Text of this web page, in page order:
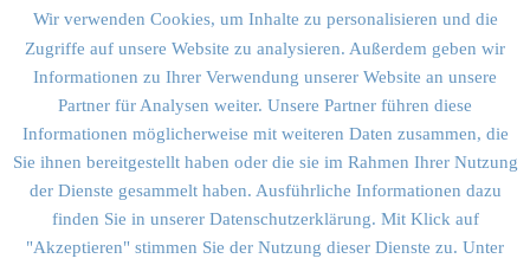
KONTAKT & SITEMAP
Kontakt
Sitemap
Vulkankultour-BUFF®
Wir verwenden Cookies, um Inhalte zu personalisieren und die
Zugriffe auf unsere Website zu analysieren. Außerdem geben wir
Informationen zu Ihrer Verwendung unserer Website an unsere
Partner für Analysen weiter. Unsere Partner führen diese
Informationen möglicherweise mit weiteren Daten zusammen, die
Sie ihnen bereitgestellt haben oder die sie im Rahmen Ihrer Nutzung
der Dienste gesammelt haben. Ausführliche Informationen dazu
finden Sie in unserer Datenschutzerklärung. Mit Klick auf
"Akzeptieren" stimmen Sie der Nutzung dieser Dienste zu. Unter